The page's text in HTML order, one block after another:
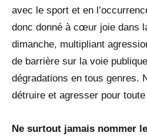
avec le sport et en
donc donné à cœur joie dans
dimanche, multipliant
de barrière sur la voie
dégradations en tous genres.
détruire et agresser pour
Ne surtout jamais nommer